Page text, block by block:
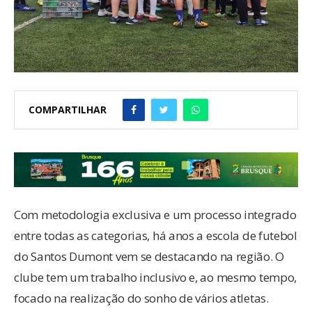
COMPARTILHAR
Com metodologia exclusiva e um processo integrado
entre todas as categorias, há anos a escola de futebol
do Santos Dumont vem se destacando na região. O
clube tem um trabalho inclusivo e, ao mesmo tempo,
focado na realização do sonho de vários atletas.